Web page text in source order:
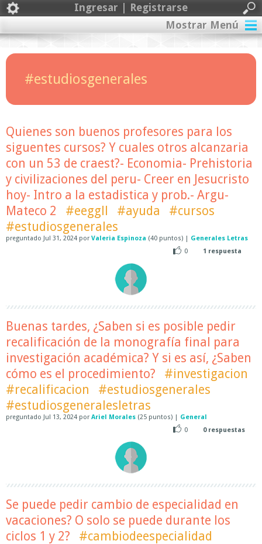
Ingresar | Registrarse
Mostrar Menú
#estudiosgenerales
Quienes son buenos profesores para los
siguentes cursos? Y cuales otros alcanzaria
con un 53 de craest?- Economia- Prehistoria
y civilizaciones del peru- Creer en Jesucristo
hoy- Intro a la estadistica y prob.- Argu-
Mateco 2
#eeggll #ayuda
#cursos
#estudiosgenerales
preguntado Jul 31, 2024 por Valeria Espinoza (40 puntos) | Generales Letras
0
1 respuesta
Buenas tardes, ¿Saben si es posible pedir
recalificación de la monografía final para
investigación académica? Y si es así, ¿Saben
cómo es el procedimiento?
#investigacion
#recalificacion
#estudiosgenerales
#estudiosgeneralesletras
preguntado Jul 13, 2024 por Ariel Morales (25 puntos) | General
0
0respuestas
Se puede pedir cambio de especialidad en
vacaciones? O solo se puede durante los
ciclos 1 y 2?
#cambiodeespecialidad